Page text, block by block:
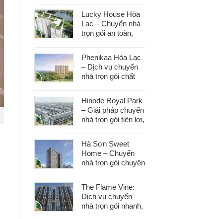
dọn
Lucky House Hòa
Lạc – Chuyển nhà
trọn gói an toàn,
Phenikaa Hòa Lạc
– Dịch vụ chuyển
nhà trọn gói chất
Hinode Royal Park
– Giải pháp chuyển
nhà trọn gói tiện lợi,
Hà Sơn Sweet
Home – Chuyển
nhà trọn gói chuyên
khâu
The Flame Vine:
Dịch vụ chuyển
nhà trọn gói nhanh,